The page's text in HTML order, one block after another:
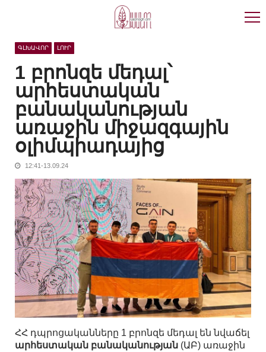
ԳԼԽԱՎՈՐ ԼՈՒՐ
1 բրոնզե մեդալ՝
արհեստական
բանականության
առաջին միջազգային
օլիմպիադայից
12:41-13.09.24
ՀՀ դպրոցականները 1 բրոնզե մեդալ են նվաճել
արհեստական բանականության (ԱԲ) առաջին